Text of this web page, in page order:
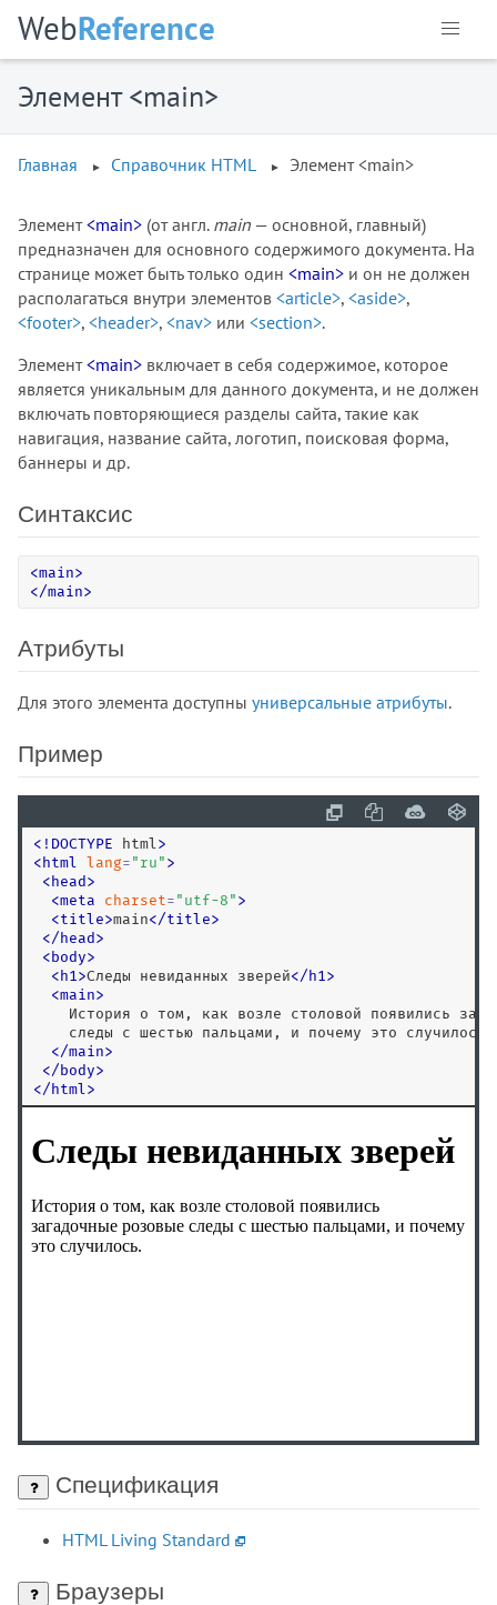
WebReference
Элемент <main>
Главная Справочник HTML Элемент <main>
Элемент<main> (от англ. main — основной, главный)
предназначен для основного содержимого документа. На
странице может быть только один <main> и он не должен
располагаться внутри элементов <article>, <aside>,
<footer>, <header>, <nav> или <section>.
Элемент<main> включает в себя содержимое, которое
является уникальным для данного документа, и не должен
включать повторяющиеся разделы сайта, такие как
навигация, название сайта, логотип, поисковая форма,
баннеры и др.
Синтаксис
<main>
</main>
Атрибуты
Для этого элемента доступны универсальные атрибуты.
Пример
< ! DOCTYPE html >
< html lang= " ru " >
< head >
<meta charset= " utf-8 " >
<title>main</title>
</ head >
< body>
< h1 >Следы невиданных зверей</ h1 >
<main>
История о том, как возле столовой появились
следы с шестью пальцами, и почему это
</main>
</ body>
</ html >
Спецификация
HTML Living Standard
Браузеры
<a>
<abbr>
<area>
<aside>
<audio>
<base>
<bdi>
<bgsound>
<big>
<blockquote>
<br>
<canvas>
<caption>
<code>
<col>
<command>
<comment>
<data>
<datalist>
<dd>
<del>
<details>
<dfn>
<dialog>
<dir>
<dl>
<em>
<embed>
<frame>
<frameset>
<h1>
<h2>
<h4>